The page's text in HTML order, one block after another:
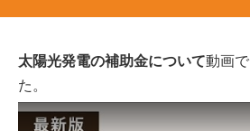
太陽光発電の補助金について動画
た。